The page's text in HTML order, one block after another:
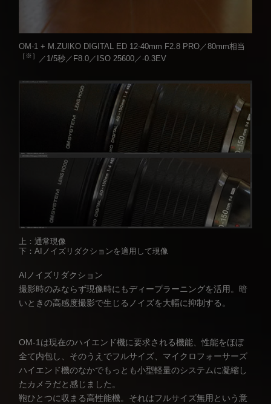
OM-1 + M.ZUIKO DIGITAL ED 12-40mm F2.8 PRO／80mm相当
［※］ ／1/5秒／F8.0／ISO 25600／-0.3EV
上：通常現像
下：AIノイズリダクションを適用して現像
AIノイズリダクション
撮影時のみならず現像時にもディープラーニングを活用。暗
いときの高感度撮影で生じるノイズを大幅に抑制する。
OM-1は現在のハイエンド機に要求される機能、性能をほぼ
全て内包し、そのうえでフルサイズ、マイクロフォーサーズ
ハイエンド機のなかでもっとも小型軽量のシステムに凝縮し
たカメラだと感じました。
鞄ひとつに収まる高性能機。それはフルサイズ無用という意